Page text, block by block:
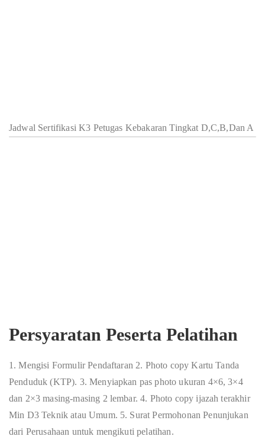
Jadwal Sertifikasi K3 Petugas Kebakaran Tingkat D,C,B,Dan A
Persyaratan Peserta Pelatihan
1. Mengisi Formulir Pendaftaran 2. Photo copy Kartu Tanda
Penduduk (KTP). 3. Menyiapkan pas photo ukuran 4×6, 3×4
dan 2×3 masing-masing 2 lembar. 4. Photo copy ijazah terakhir
Min D3 Teknik atau Umum. 5. Surat Permohonan Penunjukan
dari Perusahaan untuk mengikuti pelatihan.